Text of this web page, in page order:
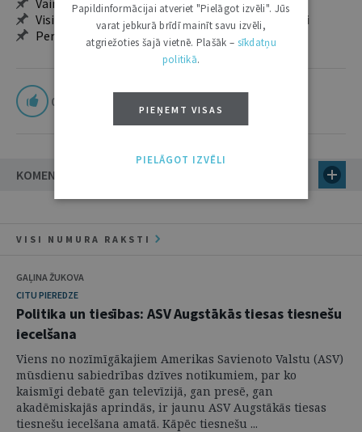
Vairāk nekā 18 000 rakstu un 2000 autoru
Visi tematiskie numuri un ikgadējie grāmatžurnāli
Personalizētās iespējas – piezīmes, citāti, mapes
0
KOMENTĀRI
VISI NUMURA RAKSTI
GAĻINA ŽUKOVA
CITU PIEREDZE
Politika un tiesības: ASV Augstākās tiesas tiesnešu
iecelšana
Viens no nozīmīgākajiem Amerikas Savienoto Valstu (ASV)
mūsdienu sabiedrības dzīves notikumiem, par ko
kaismīgi debatē gan televīzijā, gan presē, gan
akadēmiskajās aprindās, ir jaunu ASV Augstākās tiesas
tiesnešu iecelšana amatā. Kāpēc tiesnešu ...
Papildinformācijai atveriet "Pielāgot izvēli". Jūs
varat jebkurā brīdī mainīt savu izvēli,
atgriežoties šajā vietnē. Plašāk – sīkdatņu
politikā.
PIEŅEMT VISAS
PIELĀGOT IZVĒLI